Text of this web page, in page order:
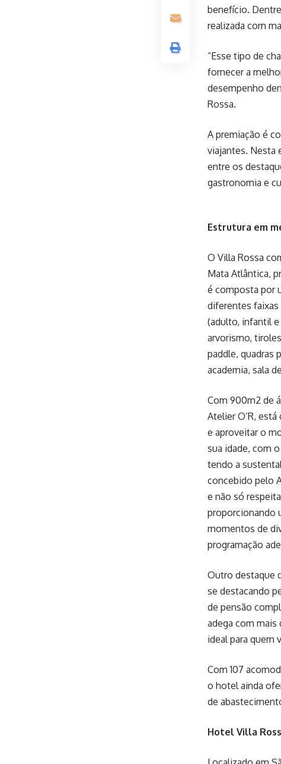
benefício.
realizada com
“Esse tipo de
fornecer a
desempenho
Rossa.
A premiação é
viajantes. Nesta
entre os
gastronomia e
Estrutura em
O Villa Rossa
Mata Atlântica,
é composta por
diferentes faixas
(adulto, infantil
arvorismo,
paddle, quadras
academia, sala
Com 900m2 de
Atelier O’R,
e aproveitar o
sua idade, com
tendo a
concebido pelo
e não só
proporcionando
momentos de
programação
Outro destaque
se destacando
de pensão
adega com
ideal para quem
Com 107
o hotel ainda
de
Hotel Villa